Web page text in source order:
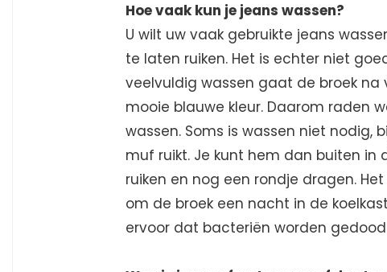
Hoe vaak kun je jeans wassen?
U wilt uw vaak gebruikte jeans
te laten ruiken. Het is echter niet
veelvuldig wassen gaat de broek
mooie blauwe kleur. Daarom raden
wassen. Soms is wassen niet nodig,
muf ruikt. Je kunt hem dan buiten in
ruiken en nog een rondje dragen.
om de broek een nacht in de
ervoor dat bacteriën worden